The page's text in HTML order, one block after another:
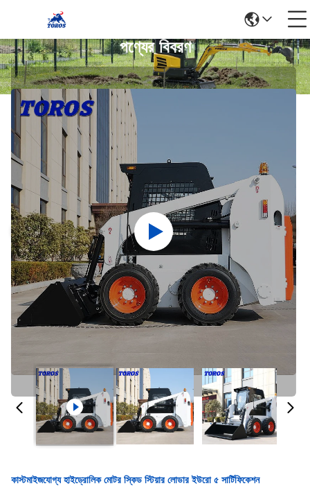
পণ্যের বিবরণ
কাস্টমাইজযোগ্য হাইড্রোলিক মোটর স্কিড স্টিয়ার লোডার ইউরো ৫ সার্টিফিকেশন